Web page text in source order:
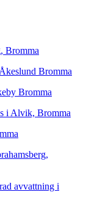
Bromma
Bromma
Bromma
i Alvik, Bromma
avvattning i